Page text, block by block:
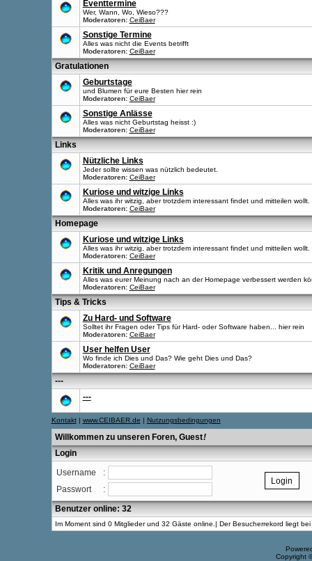
Eventtermine
Wer, Wann, Wo, Wieso???
Moderatoren: CeiBaer
Sonstige Termine
Alles was nicht die Events betrifft
Moderatoren: CeiBaer
Gratulationen
Geburtstage
und Blumen für eure Besten hier rein
Moderatoren: CeiBaer
Sonstige Anlässe
Alles was nicht Geburtstag heisst :)
Moderatoren: CeiBaer
Links
Nützliche Links
Jeder sollte wissen was nützlich bedeutet.
Moderatoren: CeiBaer
Kuriose und witzige Links
Alles was ihr witzig, aber trotzdem interessant findet und mitteilen wollt.
Moderatoren: CeiBaer
Homepage
Kuriose und witzige Links
Alles was ihr witzig, aber trotzdem interessant findet und mitteilen wollt.
Moderatoren: CeiBaer
Kritik und Anregungen
Alles was eurer Meinung nach an der Homepage verbessert werden
Moderatoren: CeiBaer
Tips & Tricks
Zu Hard- und Software
Solltet ihr Fragen oder Tips für Hard- oder Software haben... hier rein
Moderatoren: CeiBaer
User helfen User
Wo finde ich Dies und Das? Wie geht Dies und Das?
Moderatoren: CeiBaer
---
---
Kontakt| www.CEIBAER.de | Nutzungsbedingungen
Willkommen zu unseren Foren, Guest!
Login
Username
:
Passwort
:
Benutzer online: 32
Im Moment sind 0 Mitglieder und 32 Gäste online.| Der Besucherrekord liegt
Copyright